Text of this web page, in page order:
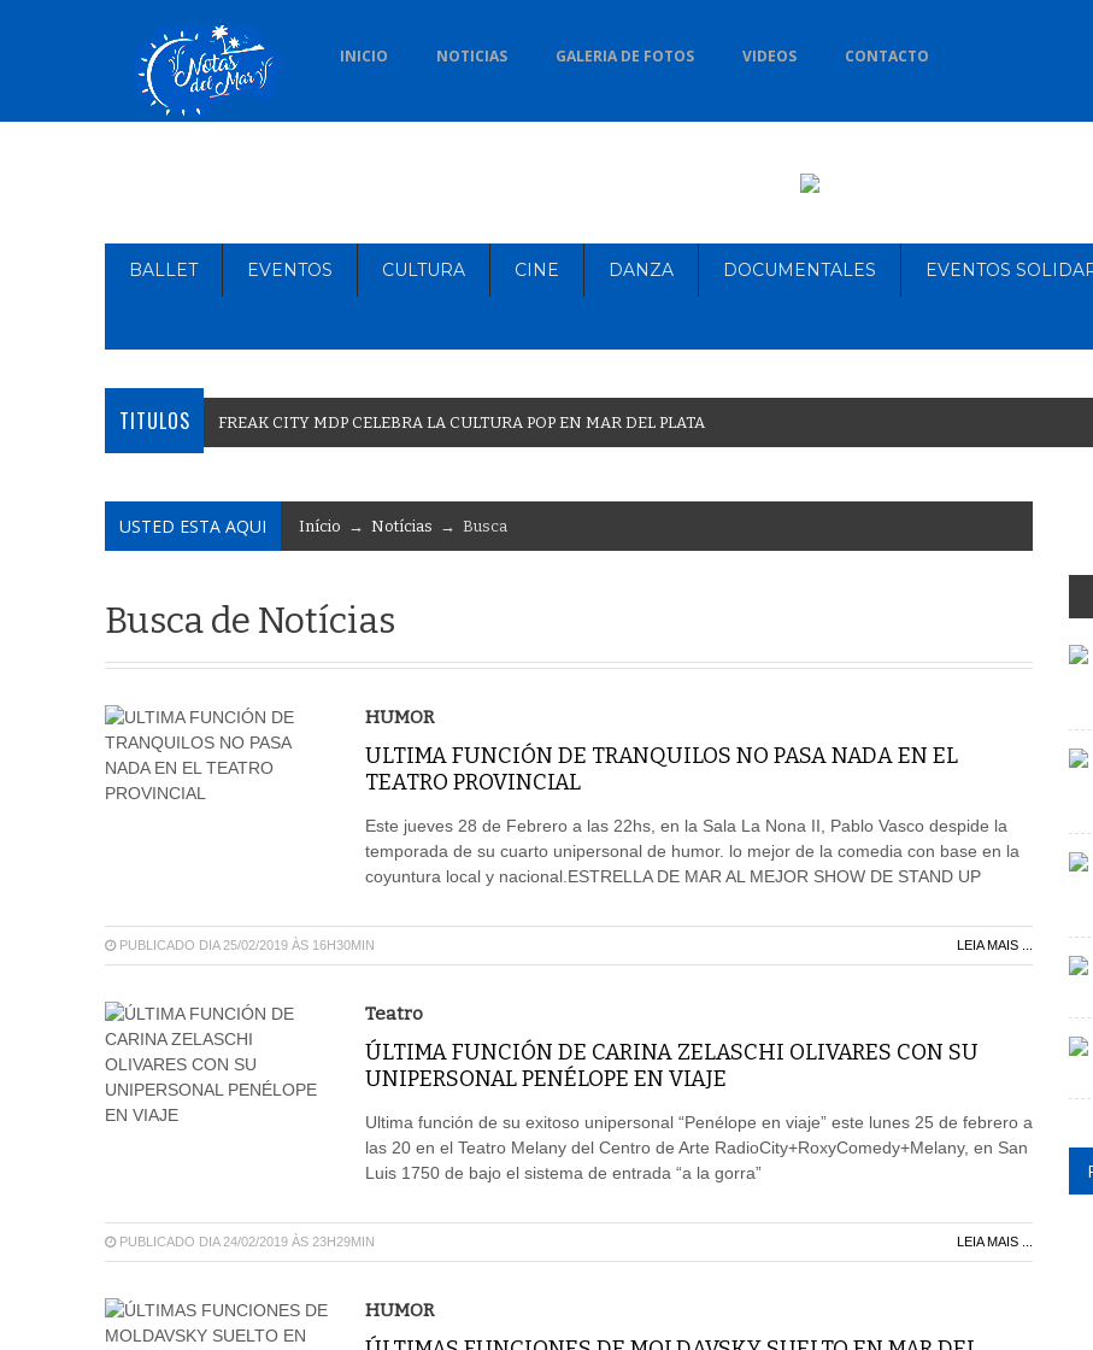
INICIO NOTICIAS GALERIA DE FOTOS VIDEOS CONTACTO
BALLET EVENTOS CULTURA CINE DANZA DOCUMENTALES EVENTOS
TITULOS FREAK CITY MDP CELEBRA LA CULTURA POP EN MAR DEL PLATA
USTED ESTA AQUI Início → Notícias → Busca
Busca de Notícias
HUMOR
ULTIMA FUNCIÓN DE TRANQUILOS NO PASA NADA EN EL
TEATRO PROVINCIAL
Este jueves 28 de Febrero a las 22hs, en la Sala La Nona II, Pablo Vasco despide la
temporada de su cuarto unipersonal de humor. lo mejor de la comedia con base en la
coyuntura local y nacional.ESTRELLA DE MAR AL MEJOR SHOW DE STAND UP
PUBLICADO DIA 25/02/2019 ÀS 16H30MIN LEIA MAIS ...
Teatro
ÚLTIMA FUNCIÓN DE CARINA ZELASCHI OLIVARES CON SU
UNIPERSONAL PENÉLOPE EN VIAJE
Ultima función de su exitoso unipersonal “Penélope en viaje” este lunes 25 de febrero a
las 20 en el Teatro Melany del Centro de Arte RadioCity+RoxyComedy+Melany, en San
Luis 1750 de bajo el sistema de entrada “a la gorra”
PUBLICADO DIA 24/02/2019 ÀS 23H29MIN LEIA MAIS ...
HUMOR